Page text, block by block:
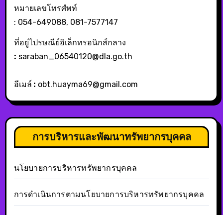
หมายเลขโทรศํพท์
: 054-649088, 081-7577147
ที่อยู่ไปรษณีย์อิเล็กทรอนิกส์กลาง
: saraban_06540120@dla.go.th
อีเมล์ : obt.huayma69@gmail.com
การบริหารและพัฒนาทรัพยากรบุคคล
นโยบายการบริหารทรัพยากรบุคคล
การดำเนินการตามนโยบายการบริหารทรัพยากรบุคคล